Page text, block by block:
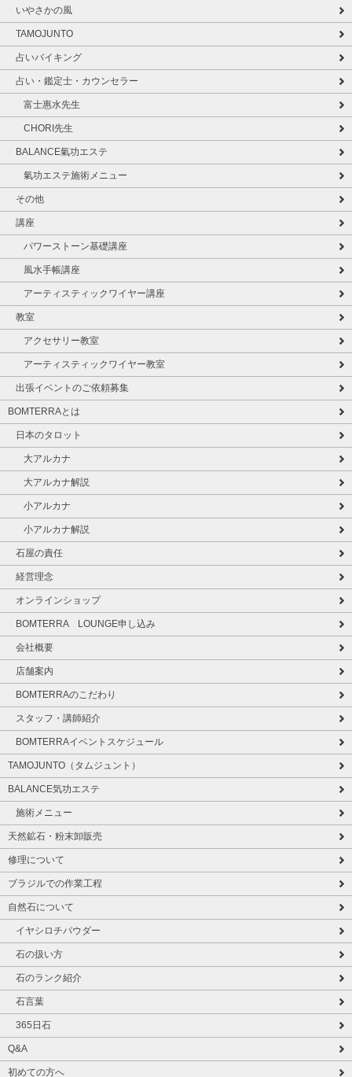
いやさかの風
TAMOJUNTO
占いバイキング
占い・鑑定士・カウンセラー
富士惠水先生
CHORI先生
BALANCE氣功エステ
氣功エステ施術メニュー
その他
講座
パワーストーン基礎講座
風水手帳講座
アーティスティックワイヤー講座
教室
アクセサリー教室
アーティスティックワイヤー教室
出張イベントのご依頼募集
BOMTERRAとは
日本のタロット
大アルカナ
大アルカナ解説
小アルカナ
小アルカナ解説
石屋の責任
経営理念
オンラインショップ
BOMTERRA LOUNGE申し込み
会社概要
店舗案内
BOMTERRAのこだわり
スタッフ・講師紹介
BOMTERRAイベントスケジュール
TAMOJUNTO（タムジュント）
BALANCE気功エステ
施術メニュー
天然鉱石・粉末卸販売
修理について
ブラジルでの作業工程
自然石について
イヤシロチパウダー
石の扱い方
石のランク紹介
石言葉
365日石
Q&A
初めての方へ